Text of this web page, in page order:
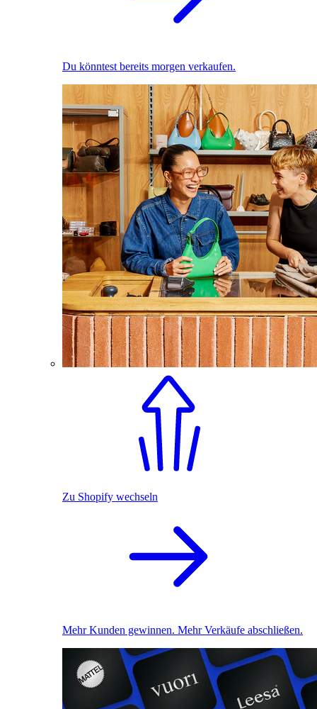
Du könntest bereits morgen verkaufen.
Zu Shopify wechseln
Mehr Kunden gewinnen. Mehr Verkäufe abschließen.